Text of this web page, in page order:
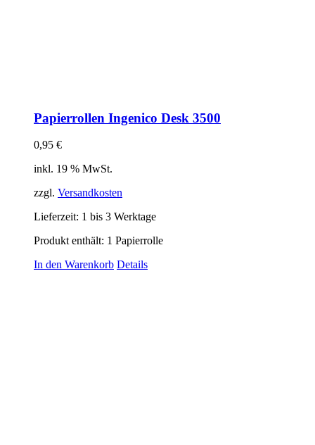
Papierrollen Ingenico Desk 3500
0,95 €
inkl. 19 % MwSt.
zzgl. Versandkosten
Lieferzeit: 1 bis 3 Werktage
Produkt enthält: 1 Papierrolle
In den Warenkorb Details